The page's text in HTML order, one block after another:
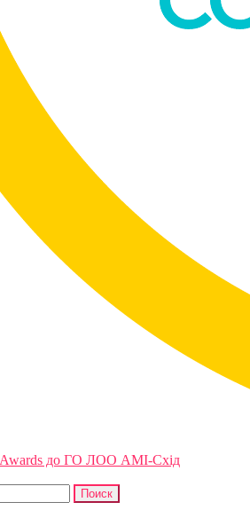
Awards до ГО ЛОО АМІ-Схід